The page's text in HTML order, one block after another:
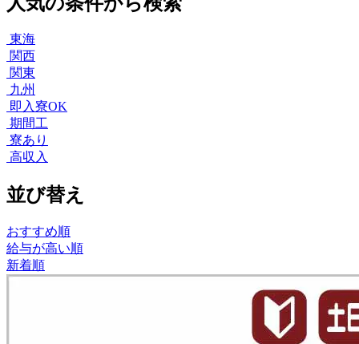
東海
関西
関東
九州
即入寮OK
期間工
寮あり
高収入
並び替え
おすすめ順
給与が高い順
新着順